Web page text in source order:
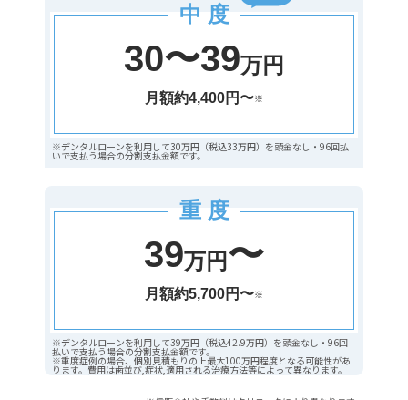
中 度
30〜39万円
月額約4,400円〜※
※デンタルローンを利用して30万円（税込33万円）を頭金なし・96回払
いで支払う場合の分割支払金額です。
重 度
39万円 〜
月額約5,700円〜※
※デンタルローンを利用して39万円（税込42.9万円）を頭金なし・96回
払いで支払う場合の分割支払金額です。
※重度症例の場合、個別見積もりの上最大100万円程度となる可能性があ
ります。費用は歯並び,症状,適用される治療方法等によって異なります。